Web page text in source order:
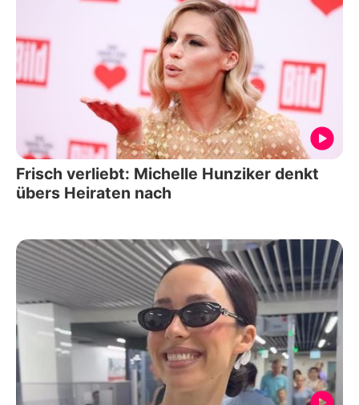
Frisch verliebt: Michelle Hunziker denkt
übers Heiraten nach